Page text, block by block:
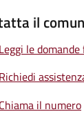
il
Leggi le
Richiedi
Chiama il numero